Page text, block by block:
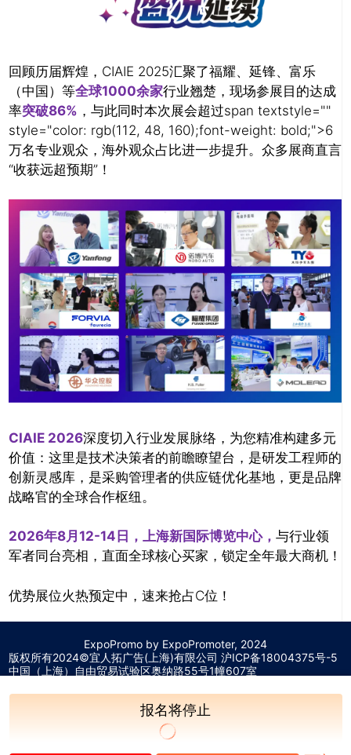
报名将停止
回顾历届辉煌，CIAIE 2025汇聚了福耀、延锋、富乐
（中国）等全球1000余家行业翘楚，现场参展目的达成
率突破86% ，与此同时本次展会超过span textstyle=""
style="color: rgb(112, 48, 160);font-weight: bold;">6
万名专业观众，海外观众占比进一步提升。众多展商直言
“收获远超预期”！
CIAIE 2026深度切入行业发展脉络，为您精准构建多元
价值：这里是技术决策者的前瞻瞭望台，是研发工程师的
创新灵感库，是采购管理者的供应链优化基地，更是品牌
战略官的全球合作枢纽。
2026年8月12-14日，上海新国际博览中心， 与行业领
军者同台亮相，直面全球核心买家，锁定全年最大商机！
优势展位火热预定中，速来抢占C位！
ExpoPromo by ExpoPromoter, 2024
版权所有2024©宜人拓广告(上海)有限公司 沪ICP备18004375号-5
中国（上海）自由贸易试验区奥纳路55号1幢607室